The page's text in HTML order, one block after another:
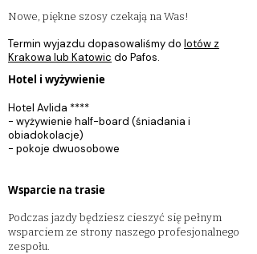
Nowe, piękne szosy czekają na Was!
Termin wyjazdu dopasowaliśmy do lotów z
Krakowa lub Katowic do Pafos.
Hotel i wyżywienie
Hotel Avlida ****
- wyżywienie half-board (śniadania i
obiadokolacje)​
- pokoje dwuosobowe​
Wsparcie na trasie
Podczas jazdy będziesz cieszyć się pełnym
wsparciem ze strony naszego profesjonalnego
zespołu.